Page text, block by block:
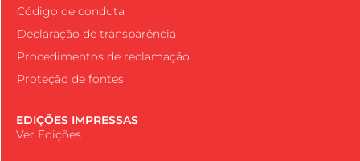
Código de conduta
Declaração de transparência
Procedimentos de reclamação
Proteção de fontes
EDIÇÕES IMPRESSAS
Ver Edições